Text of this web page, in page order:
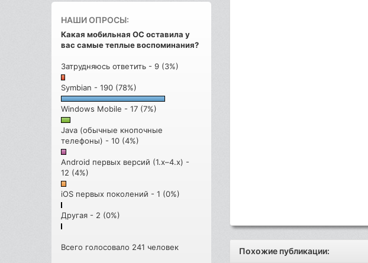
НАШИ ОПРОСЫ:
Какая мобильная ОС оставила у
вас самые теплые воспоминания?
Затрудняюсь ответить - 9 (3%)
Symbian - 190 (78%)
Windows Mobile - 17 (7%)
Java (обычные кнопочные
телефоны) - 10 (4%)
Android первых версий (1.x–4.x) -
12 (4%)
iOS первых поколений - 1 (0%)
Другая - 2 (0%)
Всего голосовало 241 человек Похожие публикации: